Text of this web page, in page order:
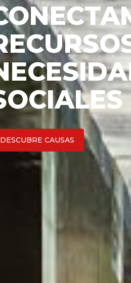
EMPIEZA AHORA